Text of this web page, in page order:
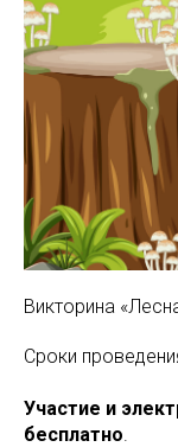
Викторина
Сроки
Участие и
бесплатно